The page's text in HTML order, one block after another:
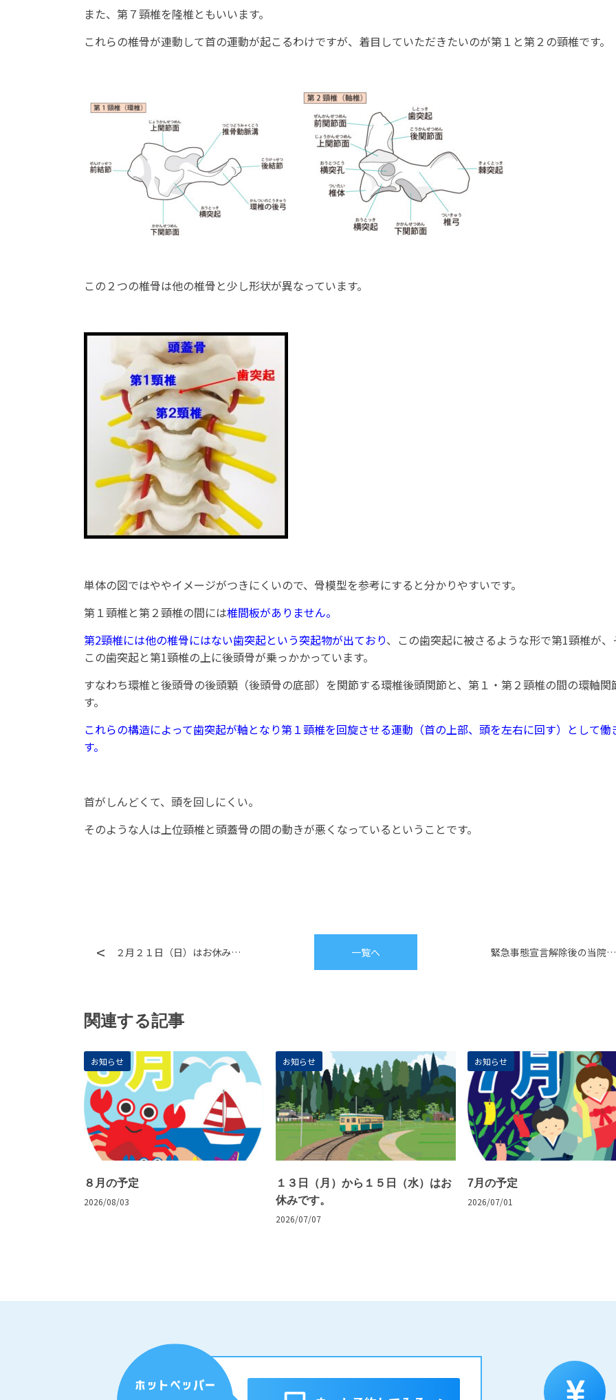
また、第７頸椎を隆椎ともいいます。
これらの椎骨が連動して首の運動が起こるわけですが、着目していただきたいのが第１と第２の頸椎です。
この２つの椎骨は他の椎骨と少し形状が異なっています。
単体の図ではややイメージがつきにくいので、骨模型を参考にすると分かりやすいです。
第１頸椎と第２頸椎の間には椎間板がありません。
第2頸椎には他の椎骨にはない歯突起という突起物が出ており、この歯突起に被さるような形で第1頸椎が
この歯突起と第1頸椎の上に後頭骨が乗っかかっています。
すなわち環椎と後頭骨の後頭顆（後頭骨の底部）を関節する環椎後頭関節と、第１・第２頸椎の間の環軸関
す。
これらの構造によって歯突起が軸となり第１頸椎を回旋させる運動（首の上部、頭を左右に回す）として働
す。
首がしんどくて、頭を回しにくい。
そのような人は上位頸椎と頭蓋骨の間の動きが悪くなっているということです。
２月２１日（日）はお休み… 一覧へ 緊急事態宣言解除後の当院…
関連する記事
お知らせ
８月の予定
2026/08/03
お知らせ
１３日（月）から１５日（水）はお
休みです。
2026/07/07
お知らせ
7月の予定
2026/07/01